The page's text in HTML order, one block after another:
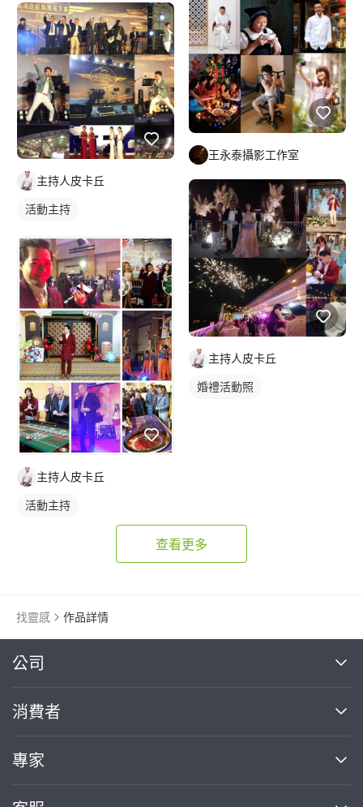
主持人皮卡丘
活動主持
主持人皮卡丘
活動主持
王永泰攝影工作室
主持人皮卡丘
婚禮活動照
查看更多
找靈感 作品詳情
公司
關於我們
部落格
加入我們
消費者
買服務
專家
案件中心
繼續完成